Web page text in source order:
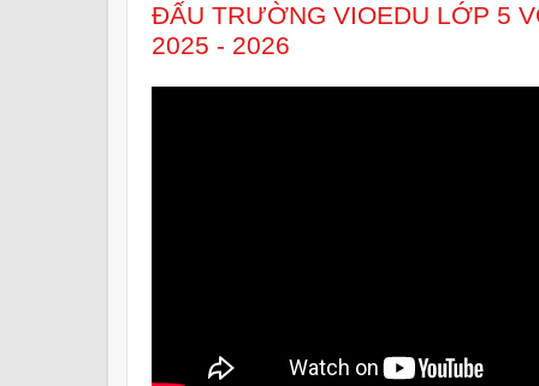
ĐẤU TRƯỜNG VIOEDU LỚP 5
2025 - 2026